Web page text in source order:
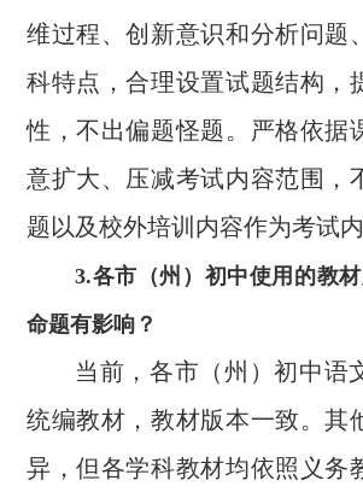
维过程、创新意识和分析问题
科特点，合理设置试题结构，
性，不出偏题怪题。严格依据
意扩大、压减考试内容范围，
题以及校外培训内容作为考试内
3.各市（州）初中使用的教
命题有影响？
当前，各市（州）初中语
统编教材，教材版本一致。其
异，但各学科教材均依照义务